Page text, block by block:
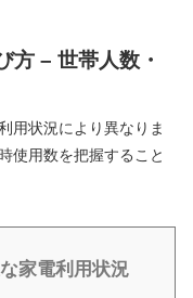
方 – 世帯人数・
用状況により異なりま
使用数を把握すること
家電利用状況